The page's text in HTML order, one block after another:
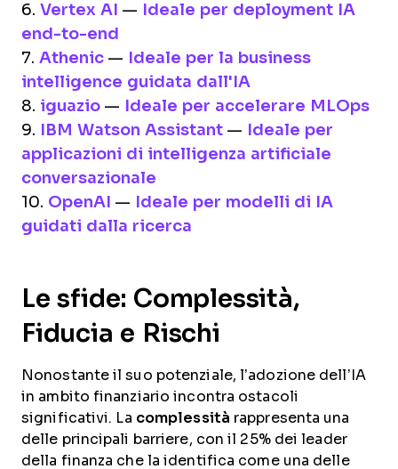
6. Vertex AI —
Ideale per deployment IA
end-to-end
7. Athenic —
Ideale per la business
intelligence guidata dall'IA
8. iguazio —
Ideale per accelerare MLOps
9.
IBM Watson Assistant —
Ideale per
applicazioni di intelligenza artificiale
conversazionale
10. OpenAI —
Ideale per modelli di IA
guidati dalla ricerca
Le sfide: Complessità,
Fiducia e Rischi
Nonostante il suo potenziale, l’adozione dell’IA
in ambito finanziario incontra ostacoli
significativi. La complessità rappresenta una
delle principali barriere, con il 25% dei leader
della finanza che la identifica come una delle